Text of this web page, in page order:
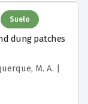
Suelo
dung patches
M. A. |